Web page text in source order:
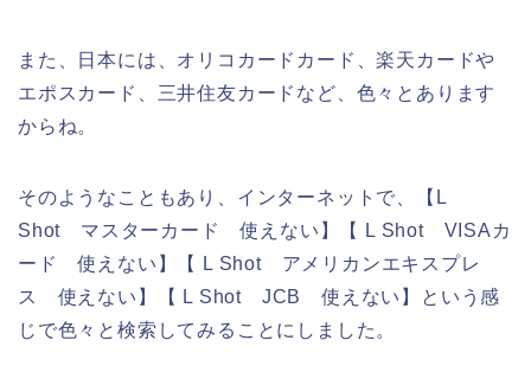
また、日本には、オリコカードカード、楽天カードや
エポスカード、三井住友カードなど、色々とあります
からね。
そのようなこともあり、インターネットで、【L
Shot マスターカード 使えない】【 L Shot VISAカ
ード 使えない】【 L Shot アメリカンエキスプレ
ス 使えない】【 L Shot JCB 使えない】という感
じで色々と検索してみることにしました。